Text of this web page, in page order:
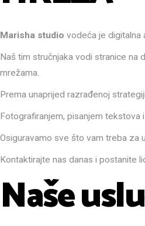
Marisha studio vodeća je digitalna
Naš tim stručnjaka vodi stranice na
mrežama.
Prema unaprijed razrađenoj
Fotografiranjem, pisanjem tekstova
Osiguravamo sve što vam treba za
Kontaktirajte nas danas i postanite
Naše